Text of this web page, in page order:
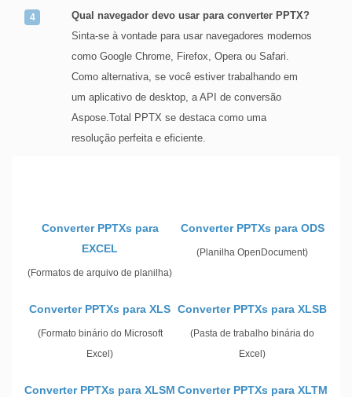
Qual navegador devo usar para converter PPTX?
Sinta-se à vontade para usar navegadores modernos
como Google Chrome, Firefox, Opera ou Safari.
Como alternativa, se você estiver trabalhando em
um aplicativo de desktop, a API de conversão
Aspose.Total PPTX se destaca como uma
resolução perfeita e eficiente.
Converter PPTXs para
EXCEL
(Formatos de arquivo de planilha)
Converter PPTXs para ODS
(Planilha OpenDocument)
Converter PPTXs para XLS
(Formato binário do Microsoft
Excel)
Converter PPTXs para XLSB
(Pasta de trabalho binária do
Excel)
Converter PPTXs para XLSM Converter PPTXs para XLTM